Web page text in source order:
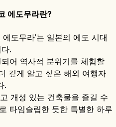
에도무라란?
에도무라’는 일본의 에도 시대
.
어 역사적 분위기를 체험할
깊게 알고 싶은 해외 여행자
.
개성 있는 건축물을 즐길 수
타임슬립한 듯한 특별한 하루